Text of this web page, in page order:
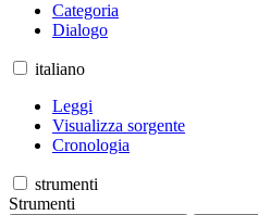
Categoria
Dialogo
italiano
Leggi
Visualizza sorgente
Cronologia
strumenti
Strumenti